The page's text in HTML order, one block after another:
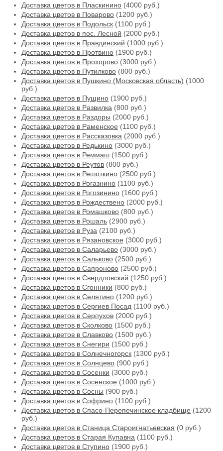
Доставка цветов в Пласкинино (4000 руб.)
Доставка цветов в Поварово (1200 руб.)
Доставка цветов в Подольск (1100 руб.)
Доставка цветов в пос. Лесной (2000 руб.)
Доставка цветов в Правдинский (1000 руб.)
Доставка цветов в Протвино (1900 руб.)
Доставка цветов в Прохорово (3000 руб.)
Доставка цветов в Путилково (800 руб.)
Доставка цветов в Пушкино (Московская область) (1000
руб.)
Доставка цветов в Пущино (1900 руб.)
Доставка цветов в Развилка (800 руб.)
Доставка цветов в Раздоры (2000 руб.)
Доставка цветов в Раменское (1100 руб.)
Доставка цветов в Рассказовка (2000 руб.)
Доставка цветов в Редькино (3000 руб.)
Доставка цветов в Реммаш (1500 руб.)
Доставка цветов в Реутов (800 руб.)
Доставка цветов в Решоткино (2500 руб.)
Доставка цветов в Рогазнино (1100 руб.)
Доставка цветов в Рогозинино (1600 руб.)
Доставка цветов в Рождествено (2000 руб.)
Доставка цветов в Ромашково (800 руб.)
Доставка цветов в Рошаль (2900 руб.)
Доставка цветов в Руза (2100 руб.)
Доставка цветов в Рязановское (3000 руб.)
Доставка цветов в Саларьево (3000 руб.)
Доставка цветов в Сальково (2500 руб.)
Доставка цветов в Сапроново (2500 руб.)
Доставка цветов в Свердловский (1250 руб.)
Доставка цветов в Сгонники (800 руб.)
Доставка цветов в Селятино (1200 руб.)
Доставка цветов в Сергиев Посад (1100 руб.)
Доставка цветов в Серпухов (2000 руб.)
Доставка цветов в Сколково (1500 руб.)
Доставка цветов в Славково (1500 руб.)
Доставка цветов в Снегири (1500 руб.)
Доставка цветов в Солнечногорск (1300 руб.)
Доставка цветов в Солнцево (900 руб.)
Доставка цветов в Сосенки (3000 руб.)
Доставка цветов в Сосенское (1000 руб.)
Доставка цветов в Сосны (900 руб.)
Доставка цветов в Софрино (1100 руб.)
Доставка цветов в Спасо-Перепечинское кладбище (1200
руб.)
Доставка цветов в Станица Староигнатьевская (0 руб.)
Доставка цветов в Старая Купавна (1100 руб.)
Доставка цветов в Ступино (1900 руб.)